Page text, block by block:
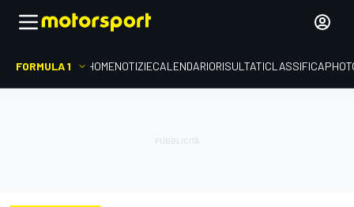
FORMULA 1 HOMENOTIZIECALENDARIORISULTATICLASSIFICA